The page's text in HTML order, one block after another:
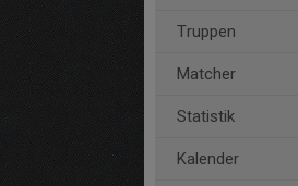
Truppen
Matcher
Statistik
Kalender